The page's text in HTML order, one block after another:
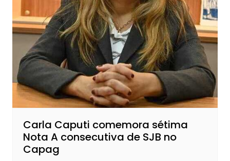
Carla Caputi comemora sétima
Nota A consecutiva de SJB no
Capag